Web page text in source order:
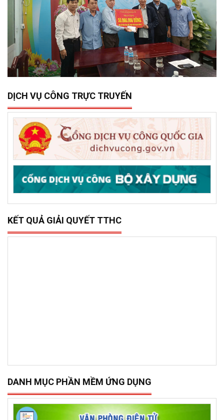
15/12/2025
Sở Xây dựng tổ chức trao 500 triệu đồng hỗ trợ 10 xã,
phường phía đông tỉnh Đắk Lắk bị thiệt hại do lũ lụt
DỊCH VỤ CÔNG TRỰC TRUYẾN